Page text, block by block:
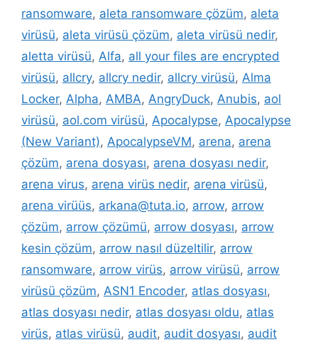
ransomware, aleta ransomware çözüm, aleta
virüsü, aleta virüsü çözüm, aleta virüsü nedir,
aletta virüsü, Alfa, all your files are encrypted
virüsü, allcry, allcry nedir, allcry virüsü, Alma
Locker, Alpha, AMBA, AngryDuck, Anubis, aol
virüsü, aol.com virüsü, Apocalypse, Apocalypse
(New Variant), ApocalypseVM, arena, arena
çözüm, arena dosyası, arena dosyası nedir,
arena virus, arena virüs nedir, arena virüsü,
arena virüüs, arkana@tuta.io, arrow, arrow
çözüm, arrow çözümü, arrow dosyası, arrow
kesin çözüm, arrow nasıl düzeltilir, arrow
ransomware, arrow virüs, arrow virüsü, arrow
virüsü çözüm, ASN1 Encoder, atlas dosyası,
atlas dosyası nedir, atlas dosyası oldu, atlas
virüs, atlas virüsü, audit, audit dosyası, audit